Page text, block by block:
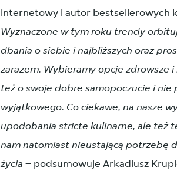
internetowy i autor bestsellerowych
Wyznaczone w tym roku trendy
dbania o siebie i najbliższych oraz
zarazem. Wybieramy opcje zdrowsze
też o swoje dobre samopoczucie i nie
wyjątkowego. Co ciekawe, na nasze
upodobania stricte kulinarne, ale też
nam natomiast nieustającą potrzebę
życia – podsumowuje Arkadiusz